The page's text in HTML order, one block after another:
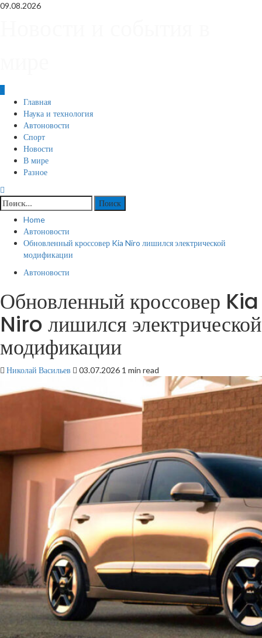
Skip
09.08.2026
Primary
Menu
Главная
Наука и технология
Автоновости
Спорт
Новости
В мире
Разное
Найти:
Home
Автоновости
Обновленный кроссовер Kia Niro лишился электрической
модификации
Автоновости
Обновленный кроссовер Kia
Niro лишился электрической
модификации
Николай Васильев 03.07.2026 1 min read